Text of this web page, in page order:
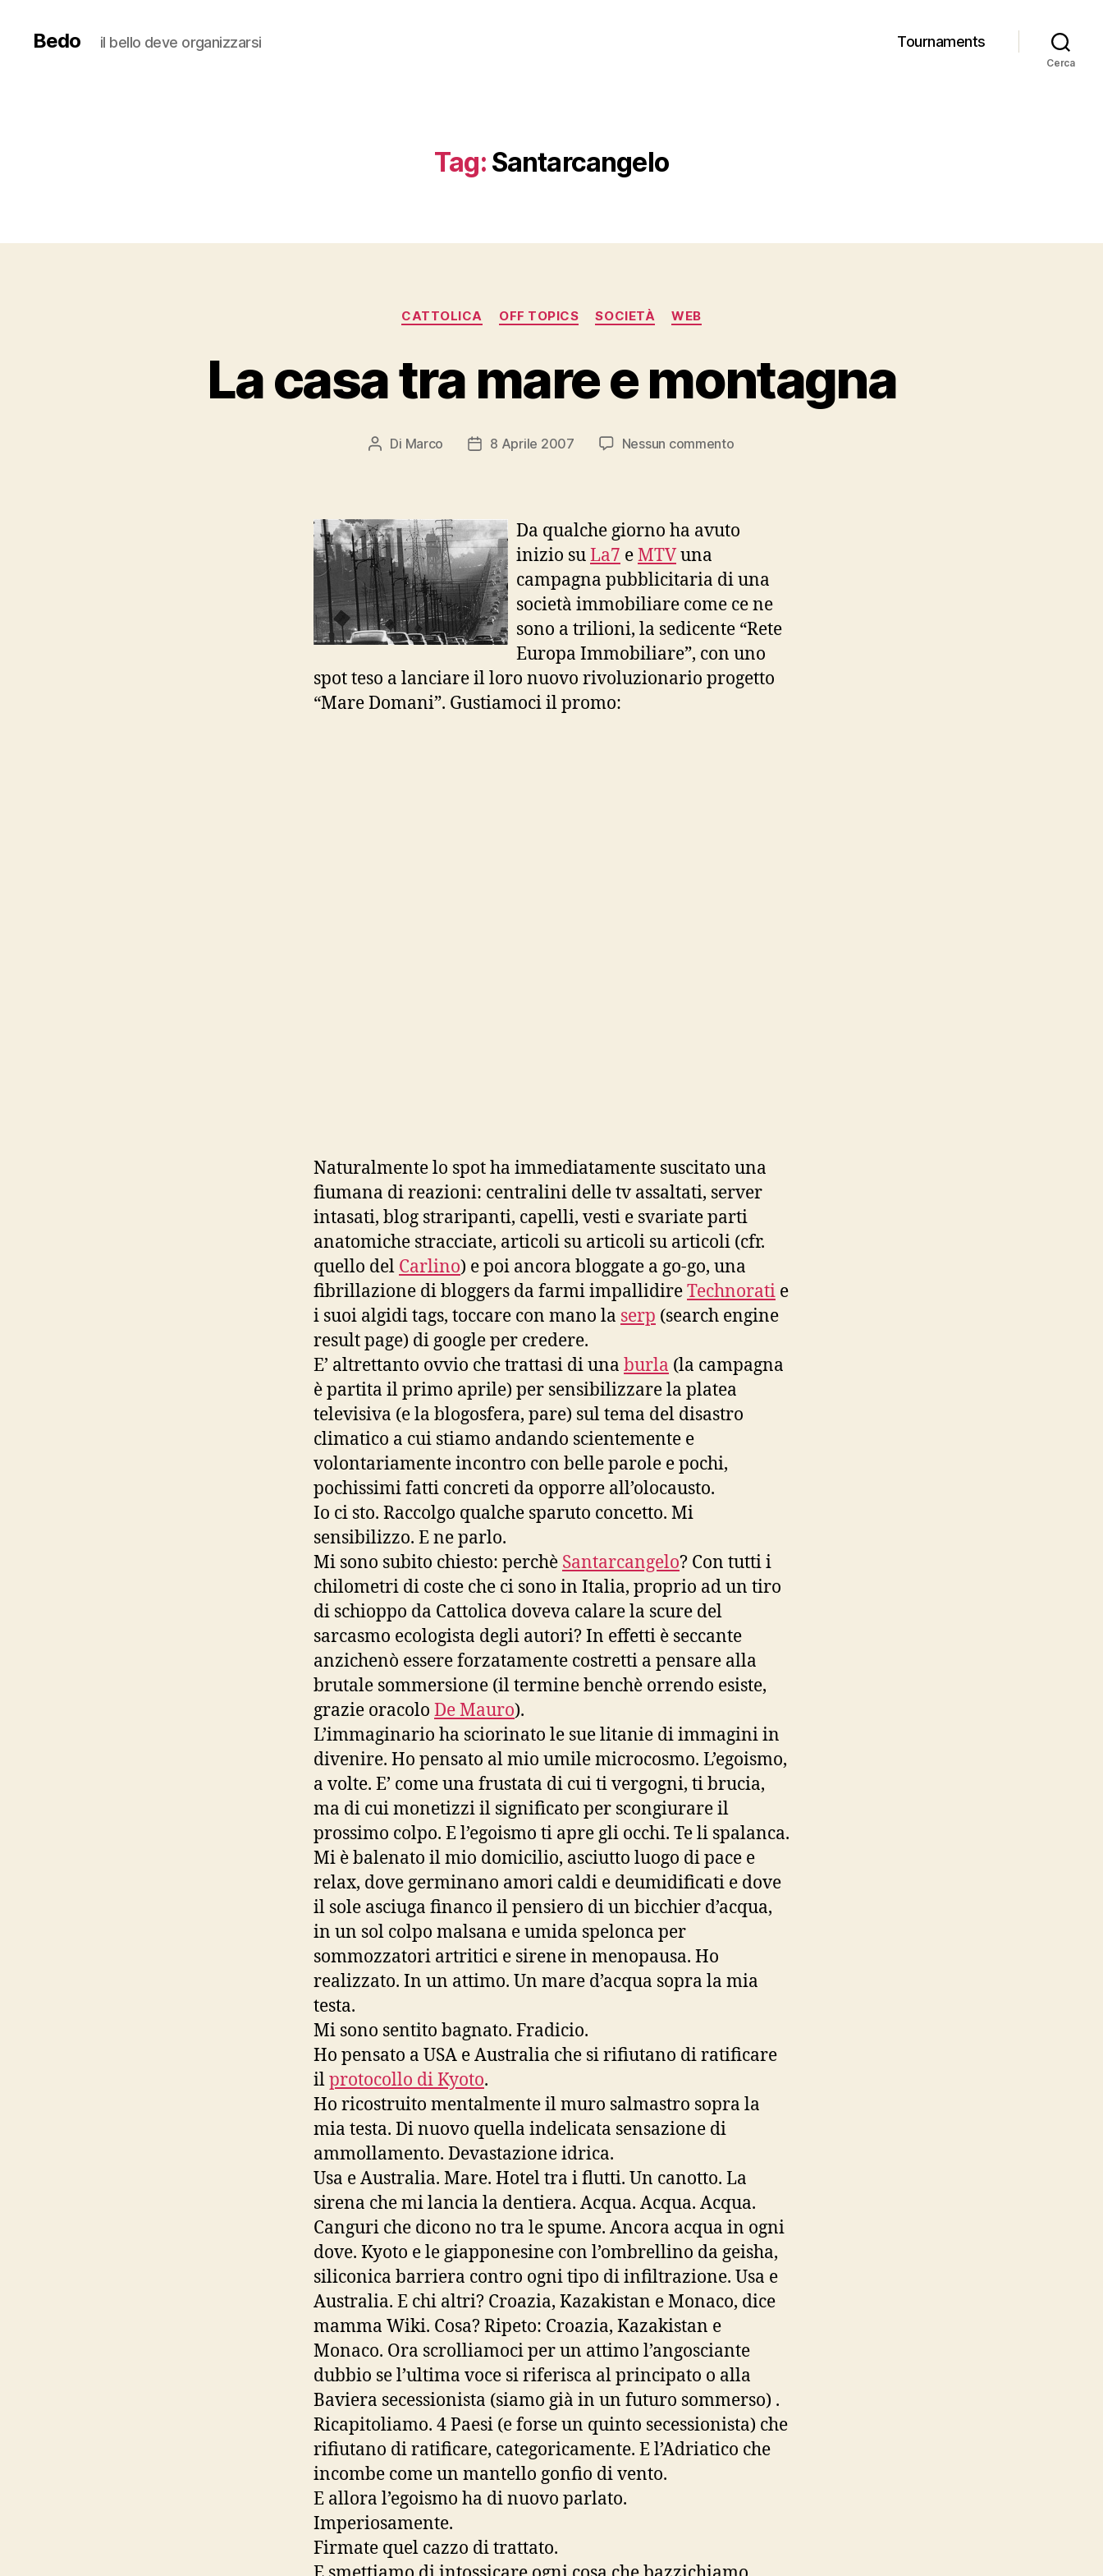
Bedo il bello deve organizzarsi Tournaments
Cerca
Tag: Santarcangelo
Categorie
CATTOLICA OFF TOPICS SOCIETÀ WEB
La casa tra mare e montagna
Autore
Di Marco
Data8 Aprile 2007 Nessun commentosu
e
Da qualche giorno ha avuto
inizio suLa7 eMTVuna
campagna pubblicitaria di una
società immobiliare come ce ne
sono a trilioni, la sedicente “Rete
Europa Immobiliare”, con uno
spot teso a lanciare il loro nuovo rivoluzionario progetto
“Mare Domani”. Gustiamoci il promo:
Naturalmente lo spot ha immediatamente suscitato una
fiumana di reazioni: centralini delle tv assaltati, server
intasati, blog straripanti, capelli, vesti e svariate parti
anatomiche stracciate, articoli su articoli su articoli (cfr.
quello del Carlino) e poi ancora bloggate a go-go, una
fibrillazione di bloggers da farmi impallidireTechnorati e
i suoi algidi tags, toccare con mano la serp (search engine
result page) di google per credere.
E’ altrettanto ovvio che trattasi di una burla (la campagna
è partita il primo aprile) per sensibilizzare la platea
televisiva (e la blogosfera, pare) sul tema del disastro
climatico a cui stiamo andando scientemente e
volontariamente incontro con belle parole e pochi,
pochissimi fatti concreti da opporre all’olocausto.
Io ci sto. Raccolgo qualche sparuto concetto. Mi
sensibilizzo. E ne parlo.
Mi sono subito chiesto: perchè Santarcangelo? Con tutti i
chilometri di coste che ci sono in Italia, proprio ad un tiro
di schioppo da Cattolica doveva calare la scure del
sarcasmo ecologista degli autori? In effetti è seccante
anzichenò essere forzatamente costretti a pensare alla
brutale sommersione (il termine benchè orrendo esiste,
grazie oracolo De Mauro).
L’immaginario ha sciorinato le sue litanie di immagini in
divenire. Ho pensato al mio umile microcosmo. L’egoismo,
a volte. E’ come una frustata di cui ti vergogni, ti brucia,
ma di cui monetizzi il significato per scongiurare il
prossimo colpo. E l’egoismo ti apre gli occhi. Te li spalanca.
Mi è balenato il mio domicilio, asciutto luogo di pace e
relax, dove germinano amori caldi e deumidificati e dove
il sole asciuga financo il pensiero di un bicchier d’acqua,
in un sol colpo malsana e umida spelonca per
sommozzatori artritici e sirene in menopausa. Ho
realizzato. In un attimo. Un mare d’acqua sopra la mia
testa.
Mi sono sentito bagnato. Fradicio.
Ho pensato a USA e Australia che si rifiutano di ratificare
ilprotocollo di Kyoto.
Ho ricostruito mentalmente il muro salmastro sopra la
mia testa. Di nuovo quella indelicata sensazione di
ammollamento. Devastazione idrica.
Usa e Australia. Mare. Hotel tra i flutti. Un canotto. La
sirena che mi lancia la dentiera. Acqua. Acqua. Acqua.
Canguri che dicono no tra le spume. Ancora acqua in ogni
dove. Kyoto e le giapponesine con l’ombrellino da geisha,
siliconica barriera contro ogni tipo di infiltrazione. Usa e
Australia. E chi altri? Croazia, Kazakistan e Monaco, dice
mamma Wiki. Cosa? Ripeto: Croazia, Kazakistan e
Monaco. Ora scrolliamoci per un attimo l’angosciante
dubbio se l’ultima voce si riferisca al principato o alla
Baviera secessionista (siamo già in un futuro sommerso) .
Ricapitoliamo. 4 Paesi (e forse un quinto secessionista) che
rifiutano di ratificare, categoricamente. E l’Adriatico che
incombe come un mantello gonfio di vento.
E allora l’egoismo ha di nuovo parlato.
Imperiosamente.
Firmate quel cazzo di trattato.